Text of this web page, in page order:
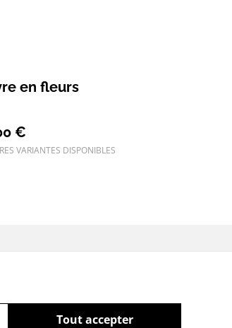
en fleurs
€
VARIANTES DISPONIBLES
Tout accepter